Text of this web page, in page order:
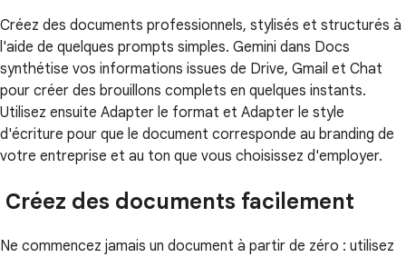
Créez des documents professionnels, stylisés et structurés à
l'aide de quelques prompts simples. Gemini dans Docs
synthétise vos informations issues de Drive, Gmail et Chat
pour créer des brouillons complets en quelques instants.
Utilisez ensuite Adapter le format et Adapter le style
d'écriture pour que le document corresponde au branding de
votre entreprise et au ton que vous choisissez d'employer.
Créez des documents facilement
Ne commencez jamais un document à partir de zéro : utilisez